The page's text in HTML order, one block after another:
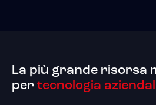
La più grande risorsa
per tecnologia